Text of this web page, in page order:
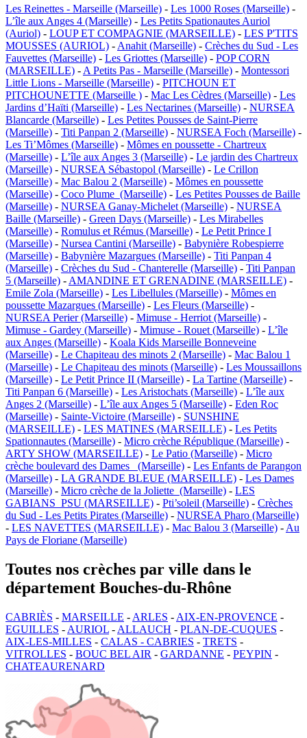
Les Reinettes - Marseille (Marseille) - Les 1000 Roses (Marseille) -
L’île aux Anges 4 (Marseille) - Les Petits Spationautes Auriol
(Auriol) - LOUP ET COMPAGNIE (MARSEILLE) - LES P'TITS
MOUSSES (AURIOL) - Anahit (Marseille) - Crèches du Sud - Les
Fauvettes (Marseille) - Les Griottes (Marseille) - POP CORN
(MARSEILLE) - A Petits Pas - Marseille (Marseille) - Montessori
Little Lions - Marseille (Marseille) - PITCHOUN ET
PITCHOUNETTE (Marseille ) - Mac Les Cèdres (Marseille) - Les
Jardins d’Haïti (Marseille) - Les Nectarines (Marseille) - NURSEA
Blancarde (Marseille) - Les Petites Pousses de Saint-Pierre
(Marseille) - Titi Panpan 2 (Marseille) - NURSEA Foch (Marseille) -
Les Ti’Mômes (Marseille) - Mômes en poussette - Chartreux
(Marseille) - L’île aux Anges 3 (Marseille) - Le jardin des Chartreux
(Marseille) - NURSEA Sébastopol (Marseille) - Le Crillon
(Marseille) - Mac Balou 2 (Marseille) - Mômes en poussette
(Marseille) - Coco Plume (Marseille) - Les Petites Pousses de Baille
(Marseille) - NURSEA Ganay-Michelet (Marseille) - NURSEA
Baille (Marseille) - Green Days (Marseille) - Les Mirabelles
(Marseille) - Romulus et Rémus (Marseille) - Le Petit Prince I
(Marseille) - Nursea Cantini (Marseille) - Babynière Robespierre
(Marseille) - Babynière Mazargues (Marseille) - Titi Panpan 4
(Marseille) - Crèches du Sud - Chanterelle (Marseille) - Titi Panpan
5 (Marseille) - AMANDINE ET GRENADINE (MARSEILLE) -
Emile Zola (Marseille) - Les Libellules (Marseille) - Mômes en
poussette Mazargues (Marseille) - Les Fleurs (Marseille) -
NURSEA Perier (Marseille) - Mimuse - Herriot (Marseille) -
Mimuse - Gardey (Marseille) - Mimuse - Rouet (Marseille) - L’île
aux Anges (Marseille) - Koala Kids Marseille Bonneveine
(Marseille) - Le Chapiteau des minots 2 (Marseille) - Mac Balou 1
(Marseille) - Le Chapiteau des minots (Marseille) - Les Moussaillons
(Marseille) - Le Petit Prince II (Marseille) - La Tartine (Marseille) -
Titi Panpan 6 (Marseille) - Les Aristochats (Marseille) - L’île aux
Anges 2 (Marseille) - L’île aux Anges 5 (Marseille) - Eden Roc
(Marseille) - Sainte-Victoire (Marseille) - SUNSHINE
(MARSEILLE) - LES MATINES (MARSEILLE) - Les Petits
Spationnautes (Marseille) - Micro crèche République (Marseille) -
ARTY SHOW (MARSEILLE) - Le Patio (Marseille) - Micro
crèche boulevard des Dames (Marseille) - Les Enfants de Parangon
(Marseille) - LA GRANDE BLEUE (MARSEILLE) - Les Dames
(Marseille) - Micro crèche de la Joliette (Marseille) - LES
GABIANS_PSU (MARSEILLE) - Pti’soleil (Marseille) - Crèches
du Sud - Les Petits Pirates (Marseille) - NURSEA Pharo (Marseille)
- LES NAVETTES (MARSEILLE) - Mac Balou 3 (Marseille) - Au
Pays de Floriane (Marseille)
Toutes nos crèches par ville dans le
département Bouches-du-Rhône
CABRIÈS - MARSEILLE - ARLES - AIX-EN-PROVENCE -
EGUILLES - AURIOL - ALLAUCH - PLAN-DE-CUQUES -
AIX-LES-MILLES - CALAS - CABRIES - TRETS -
VITROLLES - BOUC BEL AIR - GARDANNE - PEYPIN -
CHATEAURENARD